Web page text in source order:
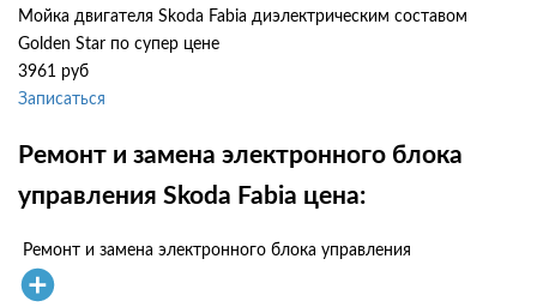
Мойка двигателя Skoda Fabia диэлектрическим составом
Golden Star по супер цене
3961 руб
Записаться
Ремонт и замена электронного блока
управления Skoda Fabia цена:
Ремонт и замена электронного блока управления